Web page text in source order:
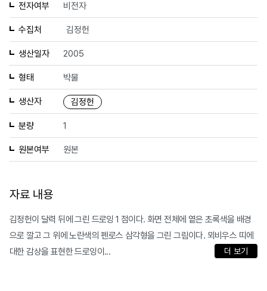
전자여부 비전자
수집처 김정헌
생산일자 2005
형태 박물
생산자 김정헌
분량 1
원본여부 원본
자료 내용
김정헌이 달력 뒤에 그린 드로잉 1 점이다. 화면 전체에 옅은 초록색을 배경
으로 깔고 그 위에 노란색의 펜로스 삼각형을 그린 그림이다. 뫼비우스 띠에
대한 감상을 표현한 드로잉이...
더 보기